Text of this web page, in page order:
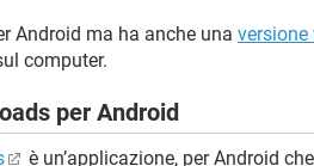
Android ma ha anche una versione
computer.
per Android
è un’applicazione, per Android